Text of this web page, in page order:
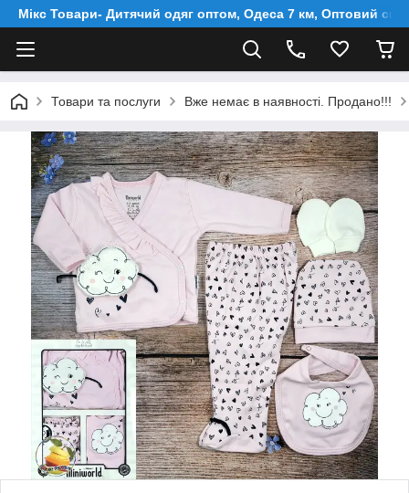
Мікс Товари- Дитячий одяг оптом, Одеса 7 км, Оптовий
Товари та послуги Вже немає в наявності. Продано!!!